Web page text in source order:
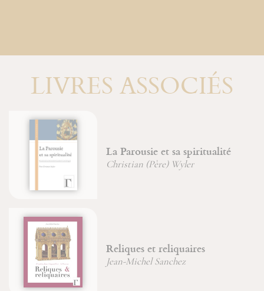
LIVRES ASSOCIÉS
Maximin, Sidoine et Lazare
dans la Tradition de Provence
Brigitte Morelle
De la nature de l'arbre
Jean Laugier